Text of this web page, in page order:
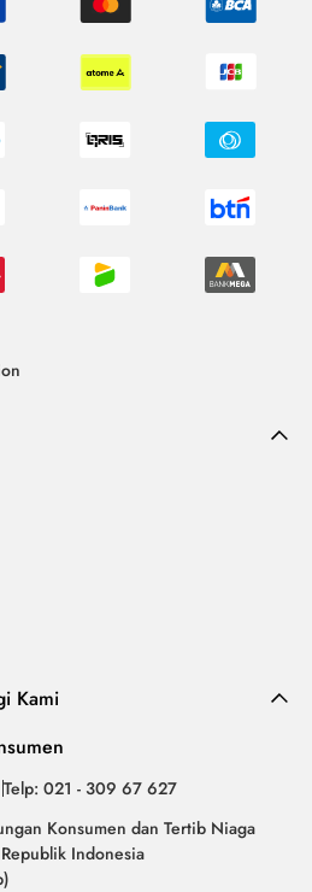
Kami
Telp: 021 - 309 67 627
Konsumen dan Tertib Niaga
Indonesia